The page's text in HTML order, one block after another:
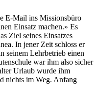
E-Mail ins Missionsbüro
Einsatz machen.» Es
Ziel seines Einsatzes
In jener Zeit schloss er
seinem Lehrbetrieb einen
war ihm also sicher
Urlaub wurde ihm
nichts im Weg. Anfang